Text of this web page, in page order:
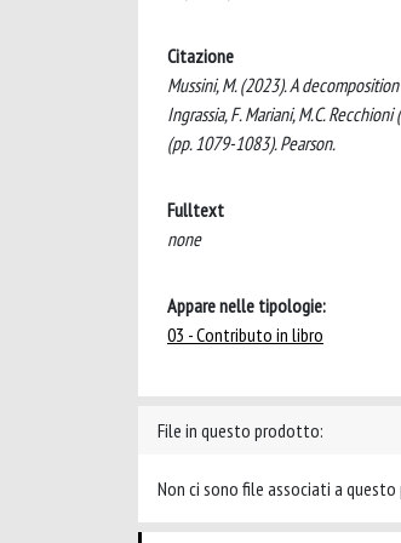
Citazione
Mussini, M. (2023). A
Ingrassia, F. Mariani, M.C.
(pp. 1079-1083). Pearson.
Fulltext
none
Appare nelle tipologie:
03 - Contributo in libro
File in questo prodotto:
Non ci sono file associati a